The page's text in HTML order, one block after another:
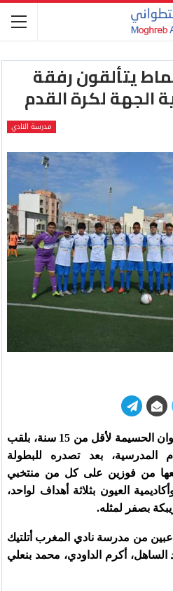
يتألقون رفقة
الجهة لكرة القدم
مدرسة النادي
توج منتخب أكاديمية طنجة تطوان الحسيمة لأقل من 15 سنة، بلقب
المدرسية، بعد تصدره للبطولة
7 نقاط، جمعها من فوزين على كل من منتخبي
العيون بثلاثة أهداف لواحد،
بصفر لمثله.
من مدرسة نادي المغرب أتلتيك
أكرم الداودي، محمد بنعلي